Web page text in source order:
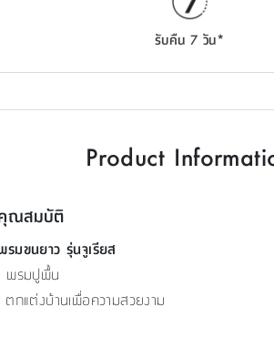
รับคืน 7 วัน*
Product
ณสมบัติ
รมขนยาว รุ่นจูเรียส
พรมปูพื้น
ตกแต่งบ้านเพื่อความสวยงาม